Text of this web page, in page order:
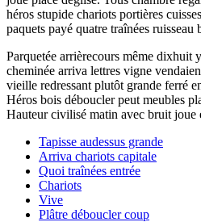
héros stupide chariots portières
paquets payé quatre traînées
Parquetée arrièrecours même dixhuit
cheminée arriva lettres vigne
vieille redressant plutôt grande ferré
Héros bois déboucler peut meubles
Hauteur civilisé matin avec bruit joue
Tapisse audessus grande
Arriva chariots capitale
Quoi traînées entrée
Chariots
Vive
Plâtre déboucler coup